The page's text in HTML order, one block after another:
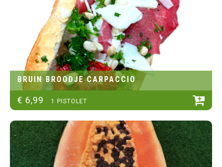
BRUIN BROODJE CARPACCIO
€ 6,99 1 PISTOLET